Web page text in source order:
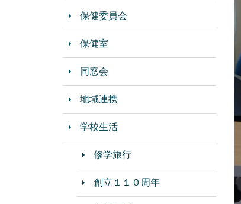
保健委員会
保健室
同窓会
地域連携
学校生活
修学旅行
創立１１０周年